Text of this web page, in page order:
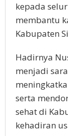
kepada
membantu
Kabupaten
Hadirnya
menjadi
serta
sehat di
kehadiran